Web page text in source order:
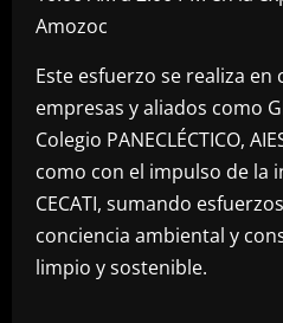
Amozoc
Este esfuerzo se realiza
empresas y aliados como
Colegio PANECLÉCTICO,
como con el impulso de la
CECATI, sumando
conciencia ambiental y
limpio y sostenible.